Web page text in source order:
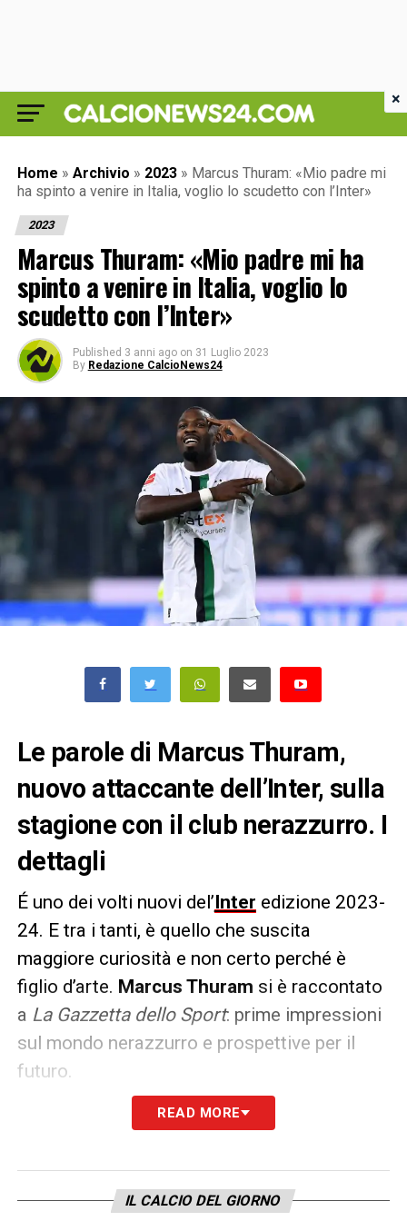
Home » Archivio » 2023 » Marcus Thuram: «Mio padre mi
ha spinto a venire in Italia, voglio lo scudetto con l’Inter»
2023
Marcus Thuram: «Mio padre mi ha
spinto a venire in Italia, voglio lo
scudetto con l’Inter»
Published 3 anni ago on 31 Luglio 2023
By Redazione CalcioNews24
Le parole di Marcus Thuram,
nuovo attaccante dell’Inter, sulla
stagione con il club nerazzurro. I
dettagli
É uno dei volti nuovi del’Inter edizione 2023-
24. E tra i tanti, è quello che suscita
maggiore curiosità e non certo perché è
figlio d’arte. Marcus Thuram si è raccontato
a La Gazzetta dello Sport: prime impressioni
sul mondo nerazzurro e prospettive per il
futuro.
–«Io sono innamorato, lo
volta che scendo in campo sono felice. E
nella vita quando sei felice e quando fai
READ MORE
IL CALCIO DEL GIORNO
×